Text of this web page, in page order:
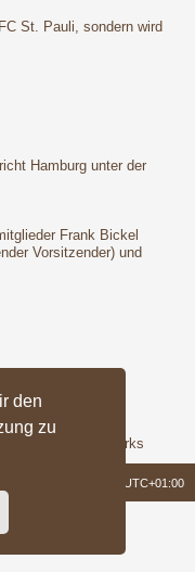
den
zu
St. Pauli, sondern wird
Hamburg unter der
Frank Bickel
Vorsitzender) und
Disclaimer
von Q-MEX Networks
UTC+01:00
phpBB Limited